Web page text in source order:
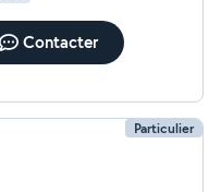
Contacter
Particulier